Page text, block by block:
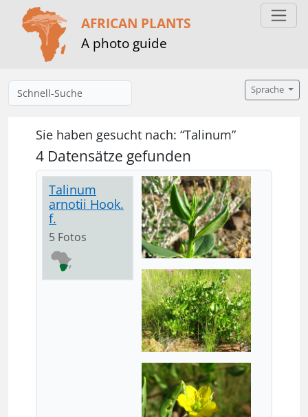
AFRICAN PLANTS
A photo guide
Sprache
Sie haben gesucht nach: “Talinum”
4 Datensätze gefunden
Talinum
arnotii Hook.
f.
5 Fotos